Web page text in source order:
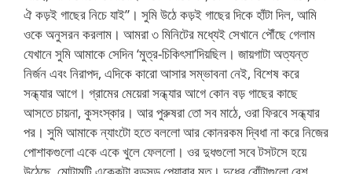
ঐ কড়ই গাছের নিচে যাই”। সুমি উঠে কড়ই গাছের দিকে হাঁটা দিল, আমি
ওকে অনুসরন করলাম। আমরা ৩ মিনিটের মধ্যেই সেখানে পৌঁছে গেলাম
যেখানে সুমি আমাকে সেদিন ‘মুত্র-চিকিৎসা’দিয়ছিল। জায়গাটা অত্যন্ত
নির্জন এবং নিরাপদ, এদিকে কারো আসার সম্ভাবনা নেই, বিশেষ করে
সন্ধ্যার আগে। গ্রামের মেয়েরা সন্ধ্যার আগে কোন বড় গাছের কাছে
আসতে চায়না, কুসংস্কার। আর পুরুষরা তো সব মাঠে, ওরা ফিরবে সন্ধ্যার
পর। সুমি আমাকে ন্যাংটো হতে বললো আর কোনরকম দ্বিধা না করে নিজের
পোশাকগুলো একে একে খুলে ফেললো। ওর দুধগুলো সবে টসটসে হয়ে